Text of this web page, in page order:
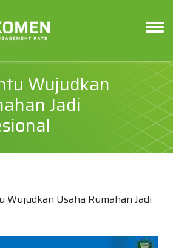
Wujudkan
Jadi
Wujudkan Usaha Rumahan Jadi